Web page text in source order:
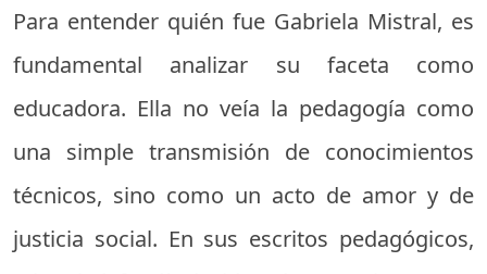
Para entender quién fue Gabriela Mistral, es
fundamental analizar su faceta como
educadora. Ella no veía la pedagogía como
una simple transmisión de conocimientos
técnicos, sino como un acto de amor y de
justicia social. En sus escritos pedagógicos,